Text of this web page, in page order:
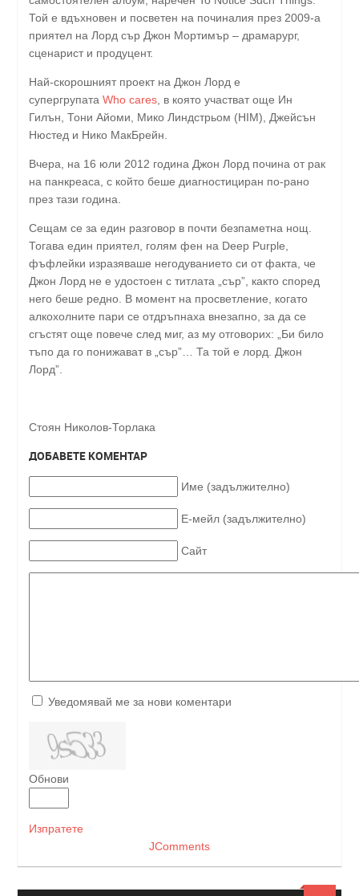
Той е вдъхновен и посветен на починалия през 2009-а
приятел на Лорд сър Джон Мортимър – драмарург,
сценарист и продуцент.
Най-скорошният проект на Джон Лорд е
супергрупата Who cares , в която участват още Ин
Гилън, Тони Айоми, Мико Линдстрьом (HIM), Джейсън
Нюстед и Нико МакБрейн.
Вчера, на 16 юли 2012 година Джон Лорд почина от рак
на панкреаса, с който беше диагностициран по-рано
през тази година.
Сещам се за един разговор в почти безпаметна нощ.
Тогава един приятел, голям фен на Deep Purple,
фъфлейки изразяваше негодуванието си от факта, че
Джон Лорд не е удостоен с титлата „сър”, както според
него беше редно. В момент на просветление, когато
алкохолните пари се отдръпнаха внезапно, за да се
сгъстят още повече след миг, аз му отговорих: „Би било
тъпо да го понижават в „сър”… Та той е лорд. Джон
Лорд”.
Стоян Николов-Торлака
ДОБАВЕТЕ КОМЕНТАР
Име (задължително)
Е-мейл (задължително)
Сайт
Уведомявай ме за нови коментари
Обнови
Изпратете
JComments